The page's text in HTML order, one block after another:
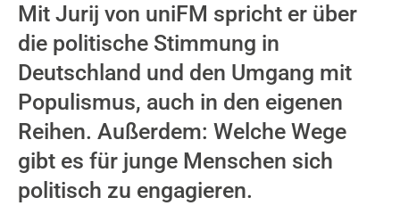
Mit Jurij von uniFM spricht er über
die politische Stimmung in
Deutschland und den Umgang mit
Populismus, auch in den eigenen
Reihen. Außerdem: Welche Wege
gibt es für junge Menschen sich
politisch zu engagieren.